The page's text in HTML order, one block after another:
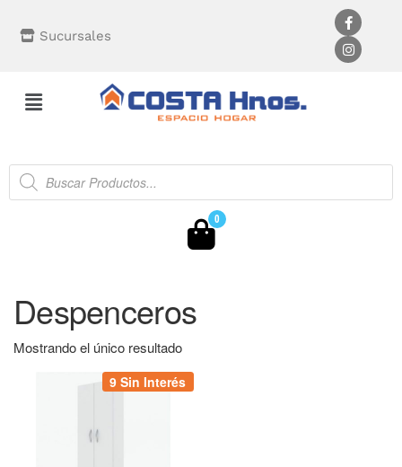
Sucursales
0
Despenceros
Mostrando el único resultado
9 Sin Interés